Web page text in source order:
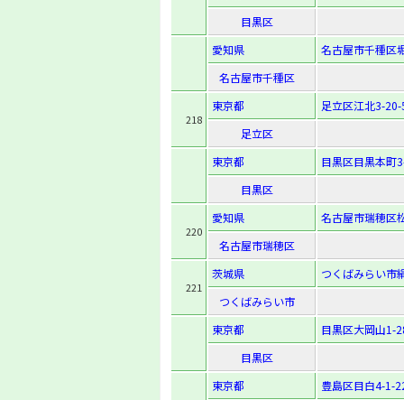
目黒区
愛知県
名古屋市千種区
名古屋市千種区
218
東京都
足立区江北3-20-
足立区
東京都
目黒区目黒本町
目黒区
220
愛知県
名古屋市瑞穂区
名古屋市瑞穂区
221
茨城県
つくばみらい市
つくばみらい市
東京都
目黒区大岡山1-
目黒区
東京都
豊島区目白4-1-